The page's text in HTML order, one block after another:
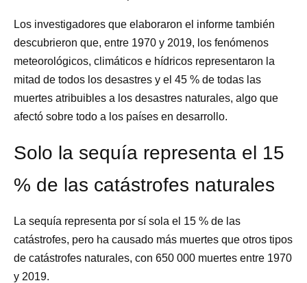
Los investigadores que elaboraron el informe también
descubrieron que, entre 1970 y 2019, los fenómenos
meteorológicos, climáticos e hídricos representaron la
mitad de todos los desastres y el 45 % de todas las
muertes atribuibles a los desastres naturales, algo que
afectó sobre todo a los países en desarrollo.
Solo la sequía representa el 15
% de las catástrofes naturales
La sequía representa por sí sola el 15 % de las
catástrofes, pero ha causado más muertes que otros tipos
de catástrofes naturales, con 650 000 muertes entre 1970
y 2019.